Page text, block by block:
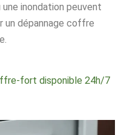
inondation peuvent
un dépannage coffre
fort disponible 24h/7